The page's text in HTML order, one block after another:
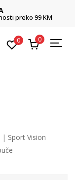
preko 99 KM
0 0
| Sport Vision